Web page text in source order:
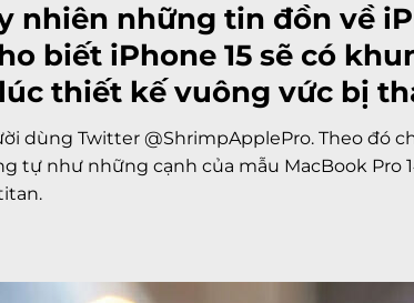
nhiên những tin đồn về
biết iPhone 15 sẽ có
thiết kế vuông vức bị
dùng Twitter @ShrimpApplePro. Theo đó
tự như những cạnh của mẫu MacBook Pro